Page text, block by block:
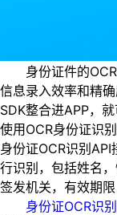
身份证件的OCR
信息录入效率和精
SDK整合进APP，
使用OCR身份证识
身份证OCR识别
行识别，包括姓名
签发机关，有效期限
身份证OCR识别